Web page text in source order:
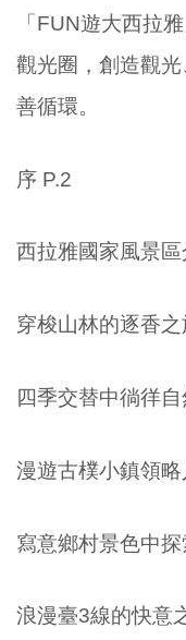
「FUN遊大西拉
觀光圈，創造觀
善循環。
序 P.2
西拉雅國家風景區
穿梭山林的逐香之
四季交替中徜徉
漫遊古樸小鎮領
寫意鄉村景色中
浪漫臺3線的快意